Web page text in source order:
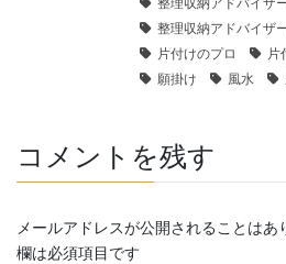
整理収納アドバイザ
整理収納アドバイザ
片付けのプロ
片
願掛け
風水
コメントを残す
メールアドレスが公開されることはあ
欄は必須項目です